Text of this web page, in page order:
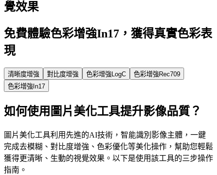
覺效果
免費體驗色彩增強In17，獲得真實色彩表
現
清晰度增強 對比度增強 色彩增強LogC
色彩增強Rec709
色彩增強In17
如何使用圖片美化工具提升影像品質？
圖片美化工具利用先進的AI技術，智能識別影像主體，一鍵
完成去模糊、對比度增強、色彩優化等美化操作，幫助您輕鬆
獲得更清晰、生動的視覺效果。以下是使用該工具的三步操作
指南。